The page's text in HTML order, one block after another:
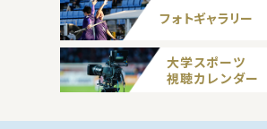
フォトギャラリー
大学スポーツ
視聴カレンダー